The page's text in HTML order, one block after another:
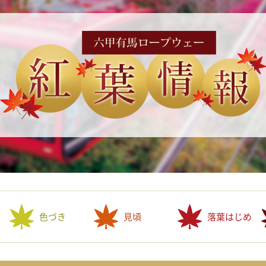
色づき 見頃 落葉はじめ